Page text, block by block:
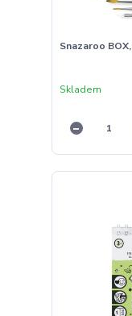
Snazaroo
Skladem